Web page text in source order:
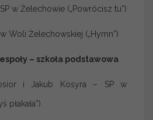
w Żelechowie („Powrócisz tu”)
w Woli Żelechowskiej („Hymn”)
– szkoła podstawowa
i Jakub Kosyra – SP w
płakała”)